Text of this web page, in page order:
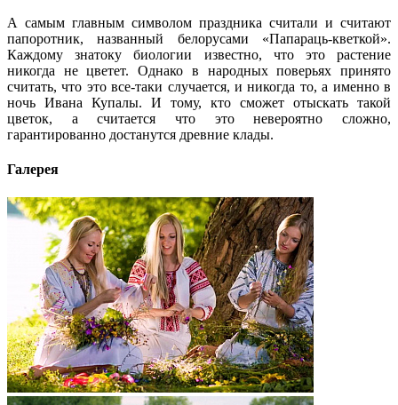
А самым главным символом праздника считали и считают
папоротник, названный белорусами «Папараць-кветкой».
Каждому знатоку биологии известно, что это растение
никогда не цветет. Однако в народных поверьях принято
считать, что это все-таки случается, и никогда то, а именно в
ночь Ивана Купалы. И тому, кто сможет отыскать такой
цветок, а считается что это невероятно сложно,
гарантированно достанутся древние клады.
Галерея